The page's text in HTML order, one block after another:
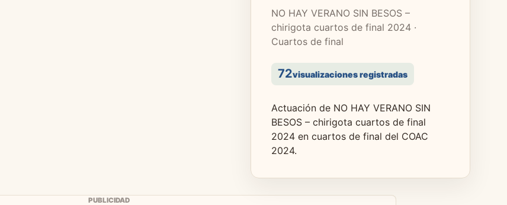
NO HAY VERANO SIN BESOS –
chirigota cuartos de final 2024 ·
Cuartos de final
72visualizaciones registradas
Actuación de NO HAY VERANO SIN
BESOS – chirigota cuartos de final
2024 en cuartos de final del COAC
2024.
PUBLICIDAD